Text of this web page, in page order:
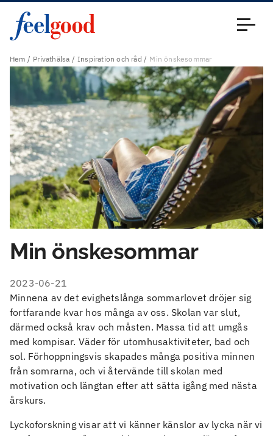
Hem Privathälsa Inspiration och råd Min önskesommar
Min önskesommar
2023-06-21
Minnena av det evighetslånga sommarlovet dröjer sig
fortfarande kvar hos många av oss. Skolan var slut,
därmed också krav och måsten. Massa tid att umgås
med kompisar. Väder för utomhusaktiviteter, bad och
sol. Förhoppningsvis skapades många positiva minnen
från somrarna, och vi återvände till skolan med
motivation och längtan efter att sätta igång med nästa
årskurs.
Lyckoforskning visar att vi känner känslor av lycka när vi